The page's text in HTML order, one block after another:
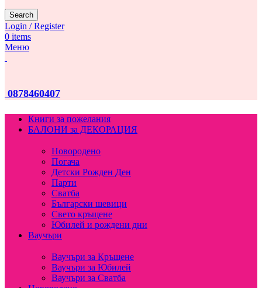
Search
Login / Register
0 items
Меню
0878460407
Книги за пожелания
БАЛОНИ за ДЕКОРАЦИЯ
Новородено
Погача
Детски Рожден Ден
Парти
Сватба
Български шевици
Свето кръщене
Юбилей и рождени дни
Ваучъри
Ваучъри за Кръщене
Ваучъри за Юбилей
Ваучъри за Сватба